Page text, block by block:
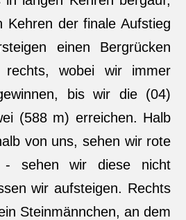
Kehren der finale Aufstieg
einen Bergrücken
wobei wir immer
bis wir die (04)
(588 m) erreichen. Halb
von uns, sehen wir rote
- sehen wir diese nicht
wir aufsteigen. Rechts
Steinmännchen, an dem